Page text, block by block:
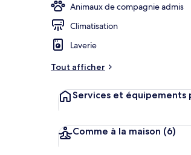
Animaux de compagnie admis
Climatisation
Laverie
Tout afficher
Services et équipements
Comme à la maison (6)